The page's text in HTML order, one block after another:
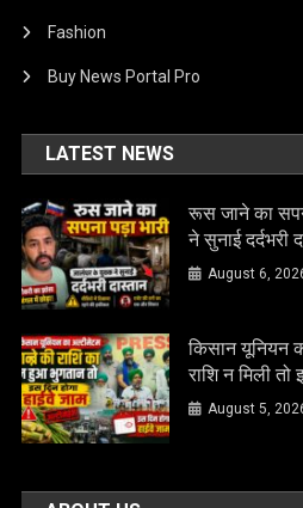
Fashion
Buy News Portal Pro
LATEST NEWS
रूस जाने का
ने सुनाई दर्दभरी
August 6,
किसान यूनियन
राशि न मिली तो
August 5,